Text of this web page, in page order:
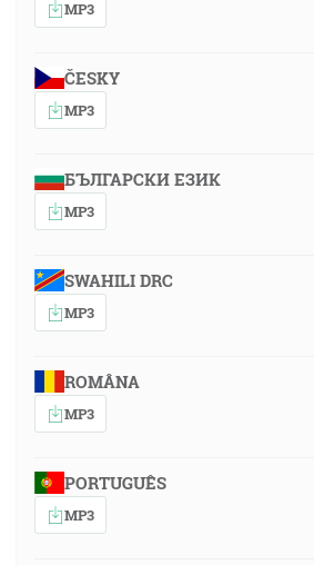
MP3
ČESKY
MP3
БЪЛГАРСКИ ЕЗИК
MP3
SWAHILI DRC
MP3
ROMÂNA
MP3
PORTUGUÊS
MP3